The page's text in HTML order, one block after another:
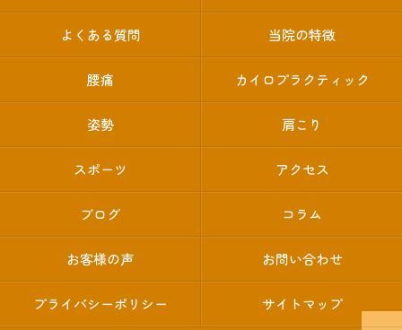
よくある質問 当院の特徴
腰痛 カイロプラクティック
姿勢 肩こり
スポーツ アクセス
ブログ コラム
お客様の声 お問い合わせ
プライバシーポリシー サイトマップ